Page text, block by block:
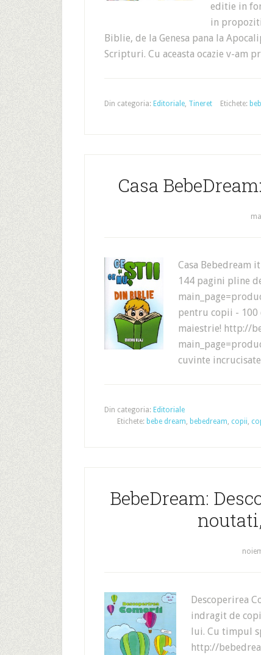
editie in
in
Biblie, de la Genesa pana la
Scripturi. Cu aceasta ocazie v-am
Din categoria: Editoriale, Tineret Etichete:
Casa
Casa Bebedream
144 pagini pline
pentru copii - 100
maiestrie! http://
cuvinte
Din categoria: Editoriale
Etichete: bebe dream, bebedream, copii,
BebeDream:
Descoperirea
indragit de
lui. Cu timpul
http://